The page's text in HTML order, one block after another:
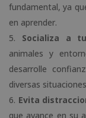
fundamental, ya
en aprender.
Socializa a
animales y
desarrolle
diversas
Evita
que avance en su